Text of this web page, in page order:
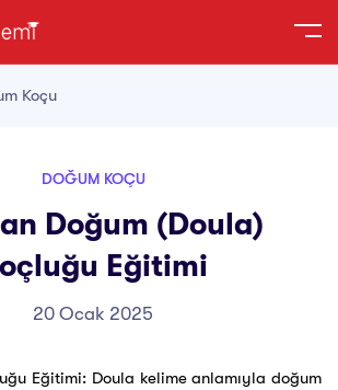
Koçu
DOĞUM KOÇU
Doğum (Doula)
Eğitimi
20 Ocak 2025
Eğitimi: Doula kelime anlamıyla doğum